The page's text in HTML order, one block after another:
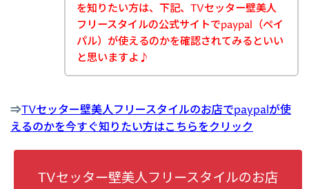
を知りたい方は、下記、TVセッター壁美人
フリースタイルの公式サイトでpaypal（ペイ
パル）が使えるのかを確認されてみるといい
と思いますよ♪
⇒TVセッター壁美人フリースタイルのお店でpaypalが使
えるのかを今すぐ知りたい方はこちらをクリック
TVセッター壁美人フリースタイルのお店